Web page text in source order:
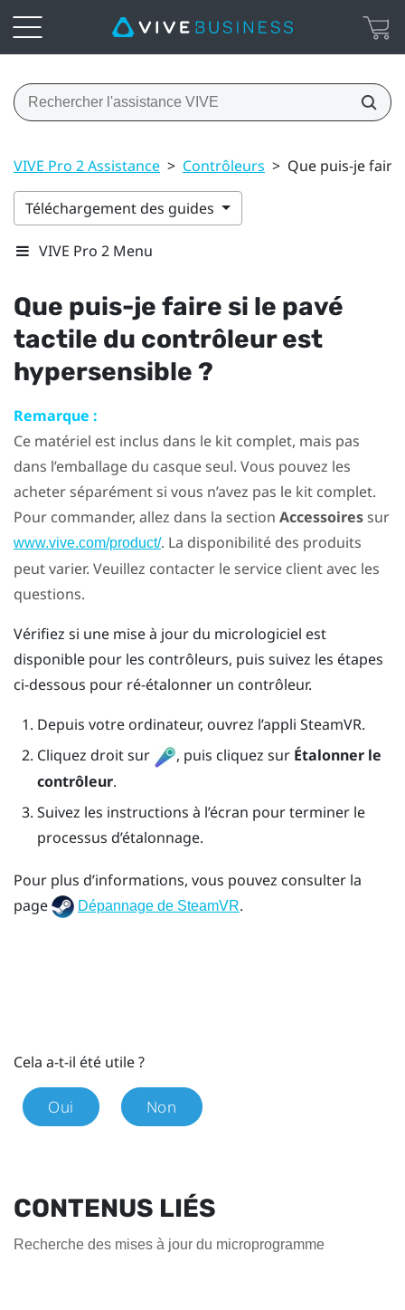
VIVE Pro 2 Assistance > Contrôleurs > Que puis-je
Téléchargement des guides
VIVE Pro 2 Menu
Que puis-je faire si le pavé
tactile du contrôleur est
hypersensible ?
Remarque :
Ce matériel est inclus dans le kit complet, mais pas
dans l’emballage du casque seul. Vous pouvez les
acheter séparément si vous n’avez pas le kit complet.
Pour commander, allez dans la section Accessoiressur
www.vive.com/product/. La disponibilité des produits
peut varier. Veuillez contacter le service client avec les
questions.
Vérifiez si une mise à jour du micrologiciel est
disponible pour les contrôleurs, puis suivez les étapes
ci-dessous pour ré-étalonner un contrôleur.
Depuis votre ordinateur, ouvrez l’appli SteamVR.
Cliquez droit sur
, puis cliquez sur Étalonner le
contrôleur.
Suivez les instructions à l’écran pour terminer le
processus d’étalonnage.
Pour plus d’informations, vous pouvez consulter la
page
Dépannage de SteamVR.
Cela a-t-il été utile ?
Oui Non
CONTENUS LIÉS
Recherche des mises à jour du microprogramme